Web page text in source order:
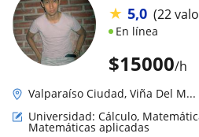
$15000/h
★ 5,0 (22
En línea
Valparaíso Ciudad, Viña Del M...
Universidad: Cálculo,
Matemáticas aplicadas